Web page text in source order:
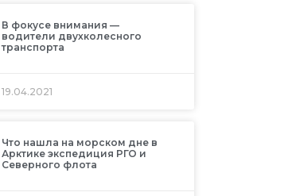
В фокусе внимания —
водители двухколесного
транспорта
19.04.2021
Что нашла на морском дне в
Арктике экспедиция РГО и
Северного флота